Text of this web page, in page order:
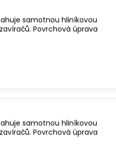
samotnou hliníkovou
Povrchová úprava
samotnou hliníkovou
Povrchová úprava